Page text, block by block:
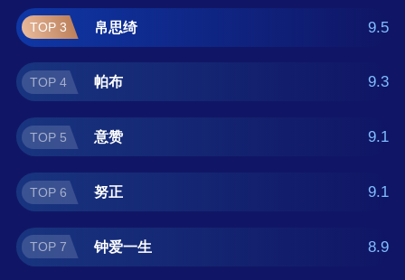
形椅套品牌推荐，让您选得放心。(榜单每月更
新一次)
TOP 3 帛思绮 9.5
TOP 4 帕布 9.3
TOP 5 意赞 9.1
TOP 6 努正 9.1
TOP 7 钟爱一生 8.9